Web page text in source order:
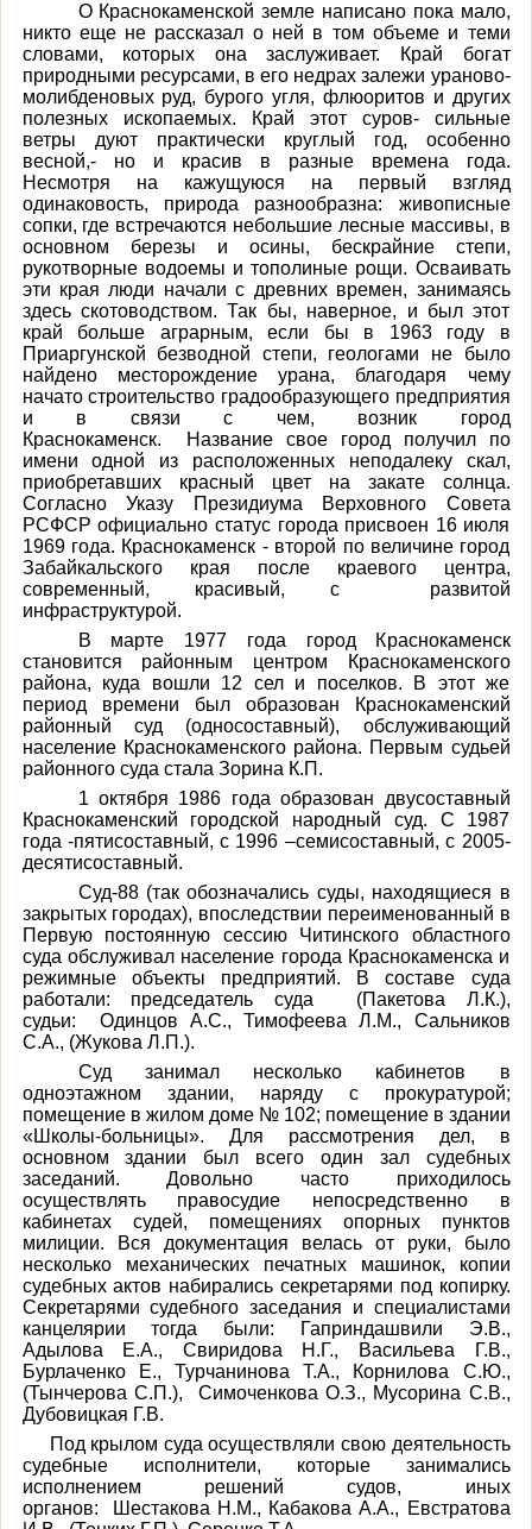
О Краснокаменской земле написано пока мало,
никто еще не рассказал о ней в том объеме и теми
словами, которых она заслуживает. Край богат
природными ресурсами, в его недрах залежи ураново-
молибденовых руд, бурого угля, флюоритов и других
полезных ископаемых. Край этот суров- сильные
ветры дуют практически круглый год, особенно
весной,- но и красив в разные времена года.
Несмотря на кажущуюся на первый взгляд
одинаковость, природа разнообразна: живописные
сопки, где встречаются небольшие лесные массивы, в
основном березы и осины, бескрайние степи,
рукотворные водоемы и тополиные рощи. Осваивать
эти края люди начали с древних времен, занимаясь
здесь скотоводством. Так бы, наверное, и был этот
край больше аграрным, если бы в 1963 году в
Приаргунской безводной степи, геологами не было
найдено месторождение урана, благодаря чему
начато строительство градообразующего предприятия
и в связи с чем, возник город
Краснокаменск. Название свое город получил по
имени одной из расположенных неподалеку скал,
приобретавших красный цвет на закате солнца.
Согласно Указу Президиума Верховного Совета
РСФСР официально статус города присвоен 16 июля
1969 года. Краснокаменск - второй по величине город
Забайкальского края после краевого центра,
современный, красивый, с развитой
инфраструктурой.
В марте 1977 года город Краснокаменск
становится районным центром Краснокаменского
района, куда вошли 12 сел и поселков. В этот же
период времени был образован Краснокаменский
районный суд (односоставный), обслуживающий
население Краснокаменского района. Первым судьей
районного суда стала Зорина К.П.
1 октября 1986 года образован двусоставный
Краснокаменский городской народный суд. С 1987
года -пятисоставный, с 1996 –семисоставный, с 2005-
десятисоставный.
Суд-88 (так обозначались суды, находящиеся в
закрытых городах), впоследствии переименованный в
Первую постоянную сессию Читинского областного
суда обслуживал население города Краснокаменска и
режимные объекты предприятий. В составе суда
работали: председатель суда (Пакетова Л.К.),
судьи: Одинцов А.С., Тимофеева Л.М., Сальников
С.А., (Жукова Л.П.).
Суд занимал несколько кабинетов в
одноэтажном здании, наряду с прокуратурой;
помещение в жилом доме № 102; помещение в здании
«Школы-больницы». Для рассмотрения дел, в
основном здании был всего один зал судебных
заседаний. Довольно часто приходилось
осуществлять правосудие непосредственно в
кабинетах судей, помещениях опорных пунктов
милиции. Вся документация велась от руки, было
несколько механических печатных машинок, копии
судебных актов набирались секретарями под копирку.
Секретарями судебного заседания и специалистами
канцелярии тогда были: Гаприндашвили Э.В.,
Адылова Е.А., Свиридова Н.Г., Васильева Г.В.,
Бурлаченко Е., Турчанинова Т.А., Корнилова С.Ю.,
(Тынчерова С.П.), Симоченкова О.З., Мусорина С.В.,
Дубовицкая Г.В.
Под крылом суда осуществляли свою деятельность
судебные исполнители, которые занимались
исполнением решений судов, иных
органов: Шестакова Н.М., Кабакова А.А., Евстратова